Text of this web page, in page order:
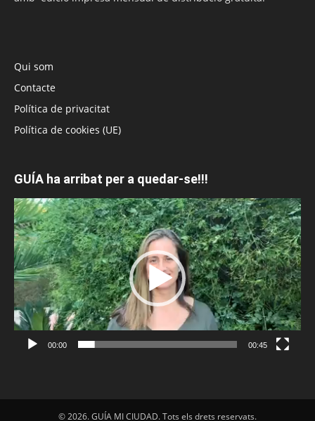
Qui som
Contacte
Política de privacitat
Política de cookies (UE)
GUÍA ha arribat per a quedar-se!!!
Reproductor
de
vídeo
00:00 00:45
© 2026. GUÍA MI CIUDAD. Tots els drets reservats.